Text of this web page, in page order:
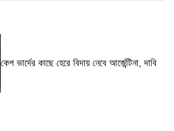
কেপ ভার্দের কাছে হেরে বিদায় নেবে আর্জেন্টিনা, দাবি